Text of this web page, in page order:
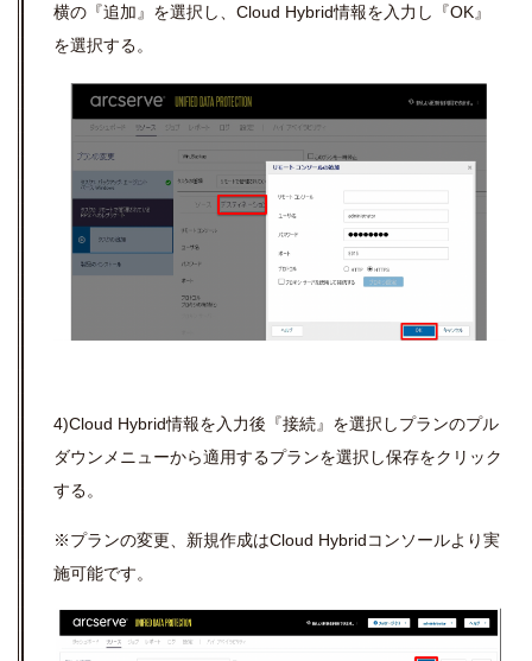
横の『追加』を選択し、 Cloud Hybrid情報を入力し『OK』
を選択する。
4)Cloud Hybrid情報を入力後『接続』を選択しプランのプル
ダウンメニューから適用するプランを選択し保存をクリック
する。
※プランの変更、新規作成はCloud Hybridコンソールより実
施可能です。